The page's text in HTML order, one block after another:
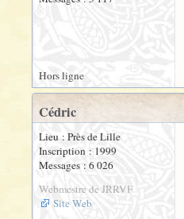
Hors ligne
Cédric
Lieu : Près de Lille
Inscription : 1999
Messages : 6 026
Webmestre de JRRVF
Site Web